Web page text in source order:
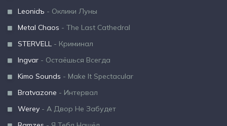
Leonidъ - Оклики Луны
Metal Chaos - The Last Cathedral
STERVELL - Криминал
Ingvar - Остаёшься Всегда
Kimo Sounds - Make It Spectacular
Bratvazone - Интервал
Werey - А Двор Не Забудет